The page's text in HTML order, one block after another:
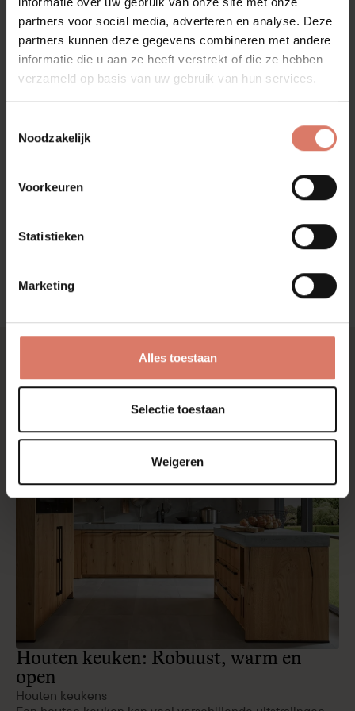
partners voor social media, adverteren en analyse. Deze
partners kunnen deze gegevens combineren met andere
informatie die u aan ze heeft verstrekt of die ze hebben
verzameld op basis van uw gebruik van hun services.
Noodzakelijk
Voorkeuren
Statistieken
Marketing
Alles toestaan
Selectie toestaan
Weigeren
oog.
artikelen
Houten keuken: Robuust, warm en
open
Houten keukens